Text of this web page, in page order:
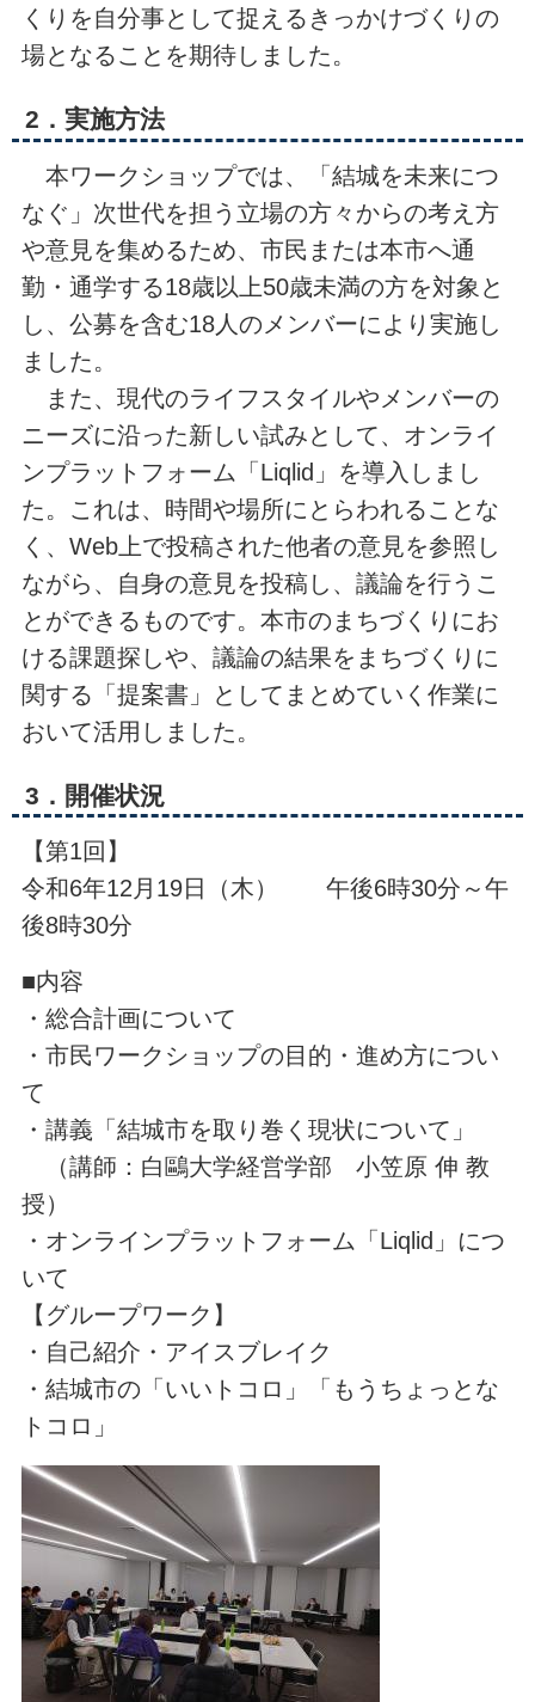
くりを自分事として捉えるきっかけづくりの
場となることを期待しました。
2．実施方法
本ワークショップでは、「結城を未来につ
なぐ」次世代を担う立場の方々からの考え方
や意見を集めるため、市民または本市へ通
勤・通学する18歳以上50歳未満の方を対象と
し、公募を含む18人のメンバーにより実施し
ました。
また、現代のライフスタイルやメンバーの
ニーズに沿った新しい試みとして、オンライ
ンプラットフォーム「Liqlid」を導入しまし
た。これは、時間や場所にとらわれることな
く、Web上で投稿された他者の意見を参照し
ながら、自身の意見を投稿し、議論を行うこ
とができるものです。本市のまちづくりにお
ける課題探しや、議論の結果をまちづくりに
関する「提案書」としてまとめていく作業に
おいて活用しました。
3．開催状況
【第1回】
令和6年12月19日（木） 午後6時30分～午
後8時30分
■内容
・総合計画について
・市民ワークショップの目的・進め方につい
て
・講義「結城市を取り巻く現状について」
（講師：白鷗大学経営学部 小笠原 伸 教
授）
・オンラインプラットフォーム「Liqlid」につ
いて
【グループワーク】
・自己紹介・アイスブレイク
・結城市の「いいトコロ」「もうちょっとな
トコロ」